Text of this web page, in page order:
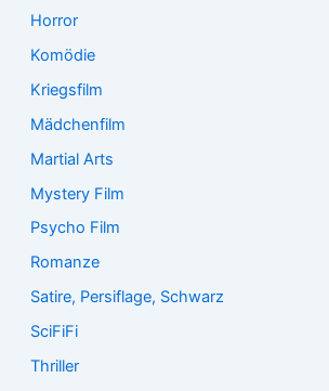
Horror
Komödie
Kriegsfilm
Mädchenfilm
Martial Arts
Mystery Film
Psycho Film
Romanze
Satire, Persiflage, Schwarz
SciFiFi
Thriller